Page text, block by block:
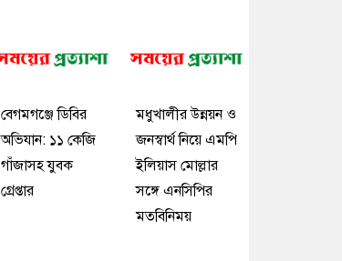
বেগমগঞ্জে ডিবির
অভিযান: ১১ কেজি
গাঁজাসহ যুবক
গ্রেপ্তার
মধুখালীর উন্নয়ন ও
জনস্বার্থ নিয়ে এমপি
ইলিয়াস মোল্লার
সঙ্গে এনসিপির
মতবিনিময়